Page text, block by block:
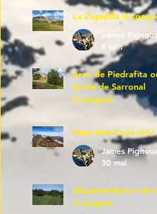
La Zapatilla
James
8 juin
Arco de Piedrafita
Arche de Sarronal
(Espagne)
James
7 juin
Pène Det Pouri (65)
James
30 mai
Alquezar-Meson de
(Espagne)